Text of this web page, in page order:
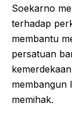
Soekarno
terhadap
membantu
persatuan
membangun
memihak.